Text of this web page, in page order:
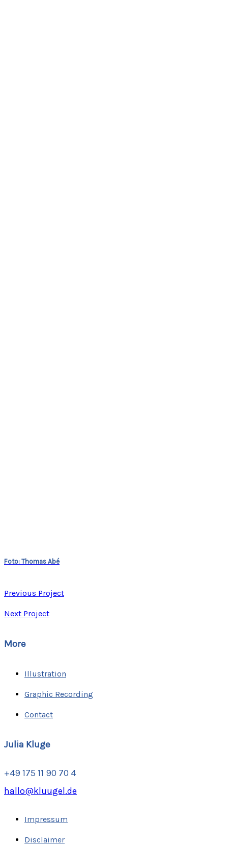
Foto: Thomas Abé
Previous Project
Next Project
More
Illustration
Graphic Recording
Contact
Julia Kluge
+49 175 11 90 70 4
hallo@kluugel.de
Impressum
Disclaimer